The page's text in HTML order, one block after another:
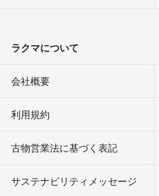
ラクマについて
会社概要
利用規約
古物営業法に基づく表記
サステナビリティメッセージ